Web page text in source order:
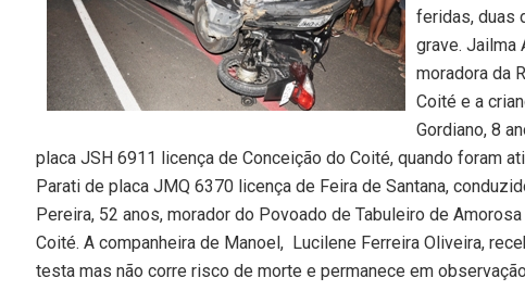
feridas, duas
grave. Jailma
moradora da
Coité e a
Gordiano, 8
placa JSH 6911 licença de Conceição do Coité, quando foram
Parati de placa JMQ 6370 licença de Feira de Santana,
Pereira, 52 anos, morador do Povoado de Tabuleiro de
Coité. A companheira de Manoel, Lucilene Ferreira Oliveira,
testa mas não corre risco de morte e permanece em